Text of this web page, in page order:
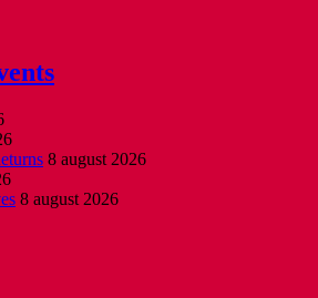
8 august 2026
8 august 2026